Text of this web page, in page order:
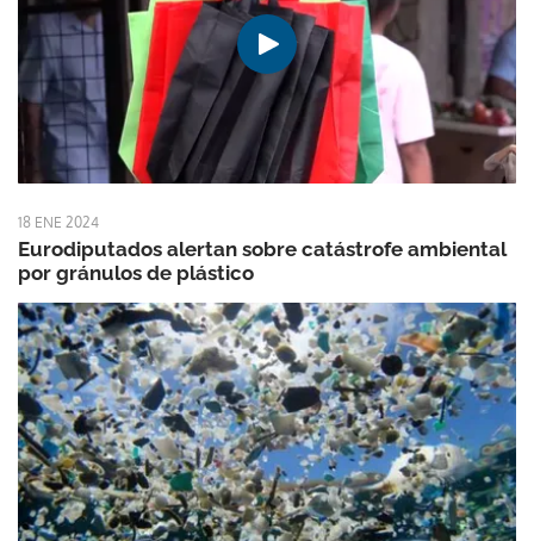
18 ENE 2024
Eurodiputados alertan sobre catástrofe ambiental
por gránulos de plástico